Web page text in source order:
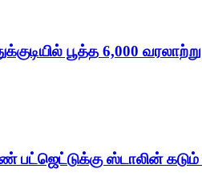
பூத்த 6,000
பட்ஜெட்டுக்கு ஸ்டாலின்